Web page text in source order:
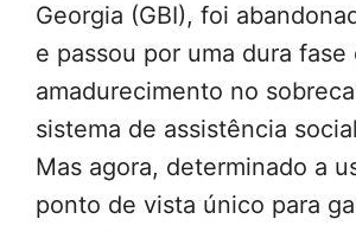
Georgia (GBI), foi
e passou por uma dura fase
amadurecimento no
sistema de assistência
Mas agora, determinado a
ponto de vista único para